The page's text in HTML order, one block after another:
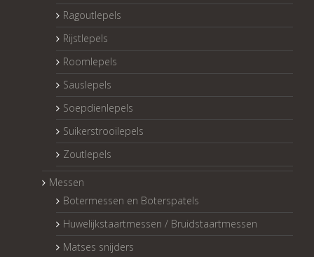
Ragoutlepels
Rijstlepels
Roomlepels
Sauslepels
Soepdienlepels
Suikerstrooilepels
Zoutlepels
Messen
Botermessen en Boterspatels
Huwelijkstaartmessen / Bruidstaartmessen
Matses snijders